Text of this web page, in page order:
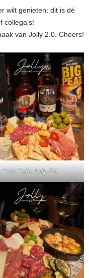
wilt genieten: dit is dé
collega’s!
van Jolly 2.0. Cheers!
Foto Cafe Jolly 2.0